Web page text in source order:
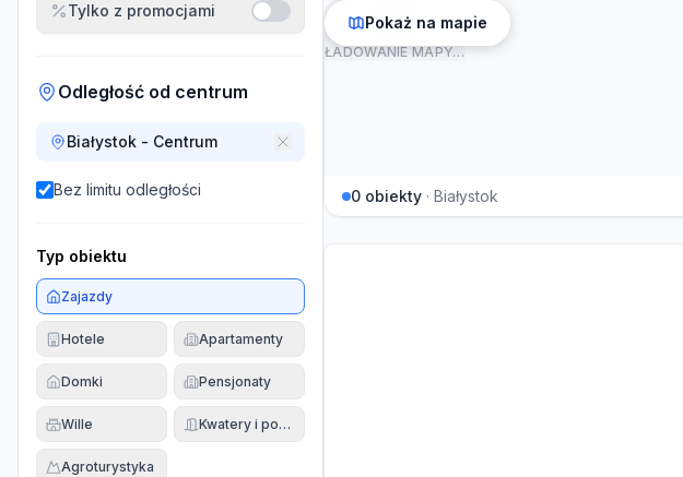
Tylko z promocjami
Odległość od centrum
Białystok - Centrum
Bez limitu odległości
Typ obiektu
Zajazdy
Hotele Apartamenty
Domki Pensjonaty
Wille Kwatery i pokoje
Agroturystyka
ŁADOWANIE MAPY…
Pokaż na mapie
0 obiekty · Białystok